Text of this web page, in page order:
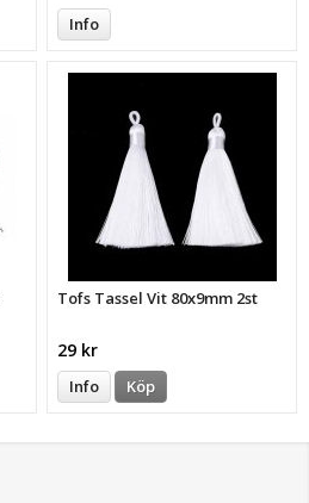
Info
Tofs Tassel Vit 80x9mm 2st
29 kr
Info Köp